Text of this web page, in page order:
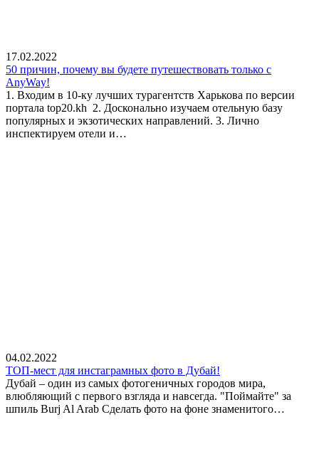
17.02.2022
50 причин, почему вы будете путешествовать только с
AnyWay!
1. Входим в 10-ку лучших турагентств Харькова по версии
портала top20.kh 2. Досконально изучаем отельную базу
популярных и экзотических направлений. 3. Лично
инспектируем отели и…
04.02.2022
ТОП-мест для инстаграмных фото в Дубай!
Дубай – один из самых фотогеничных городов мира,
влюбляющий с первого взгляда и навсегда. "Поймайте" за
шпиль Burj Al Arab Сделать фото на фоне знаменитого…